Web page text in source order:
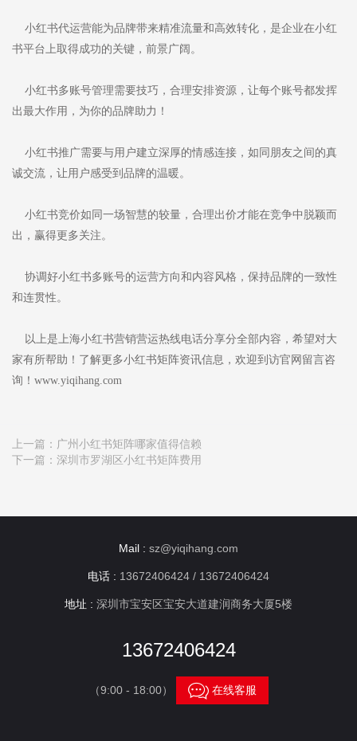
小红书代运营能为品牌带来精准流量和高效转化，是企业在小红
书平台上取得成功的关键，前景广阔。
小红书多账号管理需要技巧，合理安排资源，让每个账号都发挥
出最大作用，为你的品牌助力！
小红书推广需要与用户建立深厚的情感连接，如同朋友之间的真
诚交流，让用户感受到品牌的温暖。
小红书竞价如同一场智慧的较量，合理出价才能在竞争中脱颖而
出，赢得更多关注。
协调好小红书多账号的运营方向和内容风格，保持品牌的一致性
和连贯性。
以上是上海小红书营销营运热线电话分享分全部内容，希望对大
家有所帮助！了解更多小红书矩阵资讯信息，欢迎到访官网留言咨
询！www.yiqihang.com
上一篇： 广州小红书矩阵哪家值得信赖
下一篇： 深圳市罗湖区小红书矩阵费用
Mail : sz@yiqihang.com
电话 : 13672406424 / 13672406424
地址 : 深圳市宝安区宝安大道建润商务大厦5楼
13672406424
（9:00 - 18:00） 在线客服